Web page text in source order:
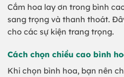
Cắm hoa lay ơn trong bình
sang trọng và thanh thoát.
cho các sự kiện trang trọng.
Cách chọn chiều cao bình
Khi chọn bình hoa, bạn nên